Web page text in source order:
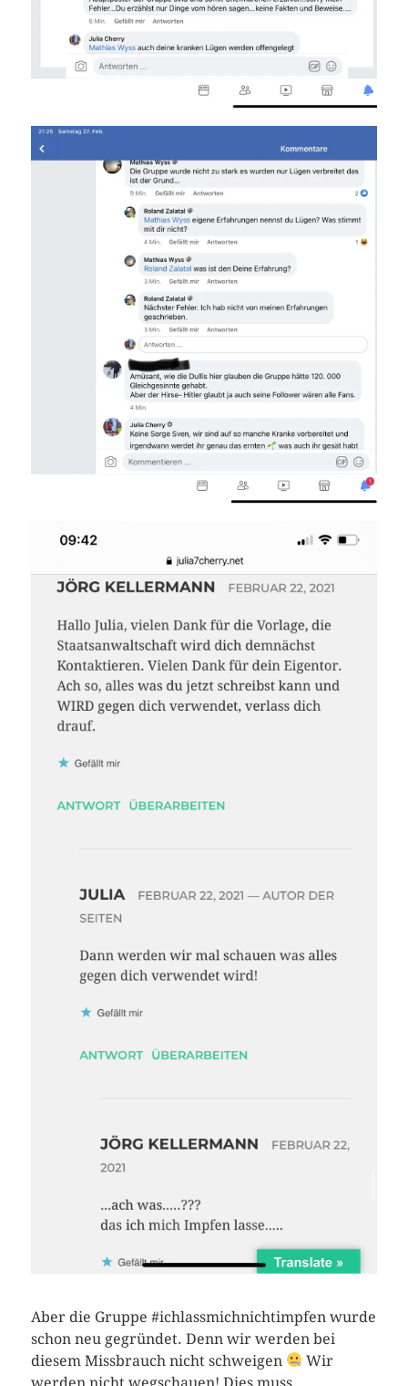
Aber die Gruppe #ichlassmichnichtimpfen wurde
schon neu gegründet. Denn wir werden bei
diesem Missbrauch nicht schweigen
Wir
werden nicht wegschauen! Dies muss